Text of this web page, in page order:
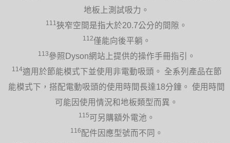
地板上測試吸力。
111 狹窄空間是指大於20.7公分的間隙。
112僅能向後平躺。
113參照Dyson網站上提供的操作手冊指引。
114適用於節能模式下並使用非電動吸頭。 全系列產品在節
能模式下，搭配電動吸頭的使用時間長達18分鐘。 使用時間
可能因使用情況和地板類型而異。
115可另購額外電池。
116配件因應型號而不同。